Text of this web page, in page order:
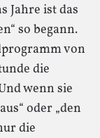
Jahre ist das
so begann.
von
die
wenn sie
oder „den
die